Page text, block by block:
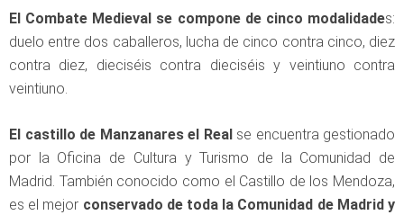
El Combate Medieval se compone de cinco modalidades:
duelo entre dos caballeros, lucha de cinco contra cinco, diez
contra diez, dieciséis contra dieciséis y veintiuno contra
veintiuno.
El castillo de Manzanares el Real se encuentra gestionado
por la Oficina de Cultura y Turismo de la Comunidad de
Madrid. También conocido como el Castillo de los Mendoza,
es el mejor conservado de toda la Comunidad de Madrid y